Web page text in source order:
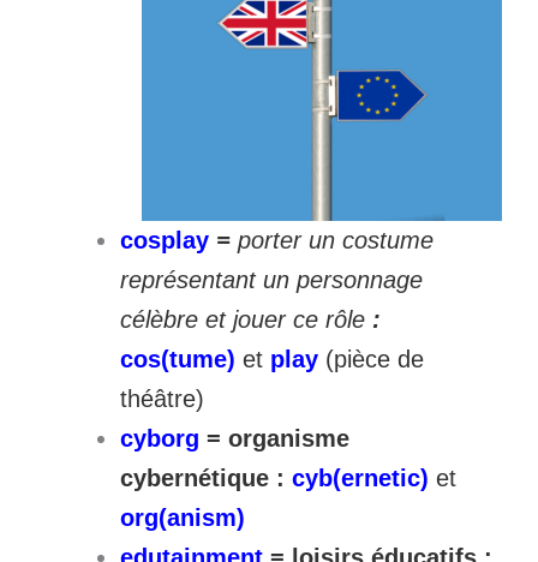
cosplay = porter un costume
représentant un personnage
célèbre et jouer ce rôle :
cos(tume) et play (pièce de
théâtre)
cyborg = organisme
cybernétique : cyb(ernetic) et
org(anism)